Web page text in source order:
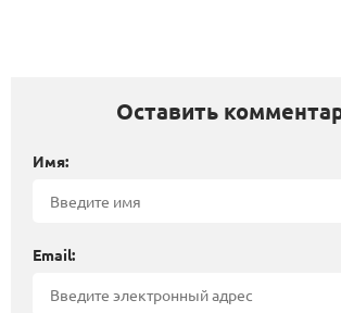
Оставить
Имя:
Email: